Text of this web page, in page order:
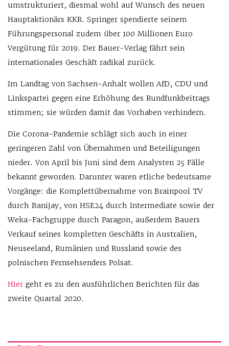
umstrukturiert, diesmal wohl auf Wunsch des neuen
Hauptaktionärs KKR. Springer spendierte seinem
Führungspersonal zudem über 100 Millionen Euro
Vergütung für 2019. Der Bauer-Verlag fährt sein
internationales Geschäft radikal zurück.
Im Landtag von Sachsen-Anhalt wollen AfD, CDU und
Linkspartei gegen eine Erhöhung des Rundfunkbeitrags
stimmen; sie würden damit das Vorhaben verhindern.
Die Corona-Pandemie schlägt sich auch in einer
geringeren Zahl von Übernahmen und Beteiligungen
nieder. Von April bis Juni sind dem Analysten 25 Fälle
bekannt geworden. Darunter waren etliche bedeutsame
Vorgänge: die Komplettübernahme von Brainpool TV
durch Banijay, von HSE24 durch Intermediate sowie der
Weka-Fachgruppe durch Paragon, außerdem Bauers
Verkauf seines kompletten Geschäfts in Australien,
Neuseeland, Rumänien und Russland sowie des
polnischen Fernsehsenders Polsat.
Hier geht es zu den ausführlichen Berichten für das
zweite Quartal 2020.